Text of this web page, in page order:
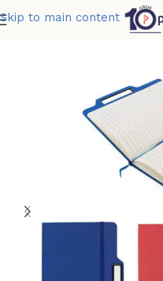
Skip to main content